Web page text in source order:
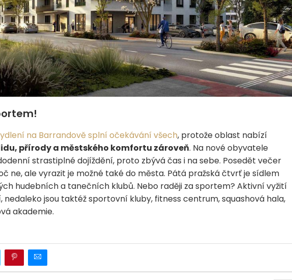
na Barrandově splní očekávání všech, protože oblast nabízí
přírody a městského komfortu zároveň. Na nové obyvatele
strastiplné dojíždění, proto zbývá čas i na sebe. Posedět večer
ne, ale vyrazit je možné také do města. Pátá pražská čtvrť je sídlem
hudebních a tanečních klubů. Nebo raději za sportem? Aktivní vyžití
nedaleko jsou taktéž sportovní kluby, fitness centrum, squashová hala,
akademie.